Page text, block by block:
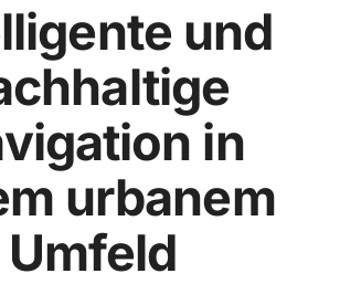
und
in
urbanem
Umfeld